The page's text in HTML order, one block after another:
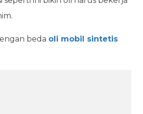
beda oli mobil sintetis